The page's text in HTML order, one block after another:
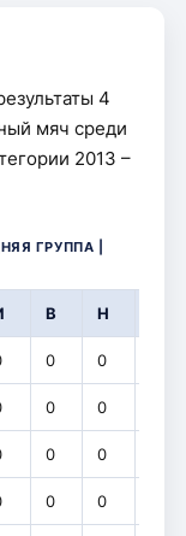
4
мяч среди
2013 –
ГРУППА |
В Н
0 0
0 0
0 0
0 0